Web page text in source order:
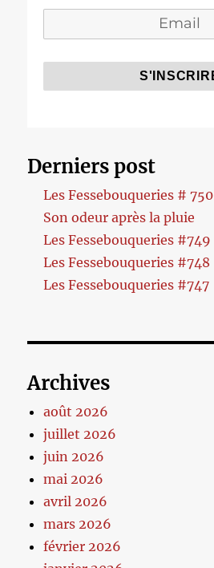
Derniers post
Les Fessebouqueries # 750
Son odeur après la pluie
Les Fessebouqueries #749
Les Fessebouqueries #748
Les Fessebouqueries #747
Archives
août 2026
juillet 2026
juin 2026
mai 2026
avril 2026
mars 2026
février 2026